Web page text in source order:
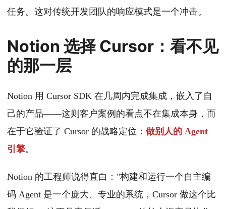
任务。这对传统开发团队的响应模式是一个冲击。
Notion 选择 Cursor：看不见
的那一层
Notion 用 Cursor SDK 在几周内完成集成，嵌入了自
己的产品——这则客户案例的看点不在集成本身，而
在于它验证了 Cursor 的战略定位： 做别人的 Agent
引擎。
Notion 的工程师说得直白："构建和运行一个自主编
码 Agent 是一个庞大、专业的系统，Cursor 做这个比